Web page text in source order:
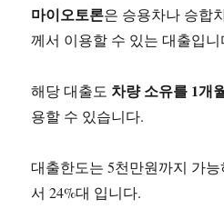
마이오토론은 승용차나 승합
께서 이용할 수 있는 대출입니
해당 대출도 차량 소유를 1개
용할 수 있습니다.
대출한도는 5천만원까지 가
서 24%대 입니다.